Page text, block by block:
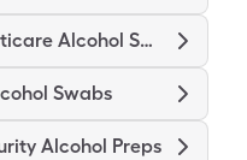
Ulticare Alcohol Swabs
Swabs
Alcohol Preps